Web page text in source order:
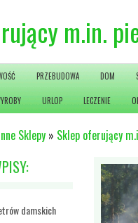
m.in.
PRZEBUDOWA DOM
URLOP LECZENIE
Sklepy » Sklep oferujący
damskich